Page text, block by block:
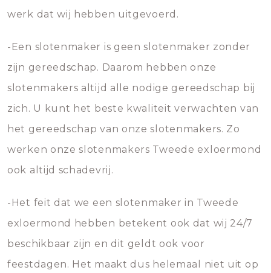
werk dat wij hebben uitgevoerd.
-Een slotenmaker is geen slotenmaker zonder
zijn gereedschap. Daarom hebben onze
slotenmakers altijd alle nodige gereedschap bij
zich. U kunt het beste kwaliteit verwachten van
het gereedschap van onze slotenmakers. Zo
werken onze slotenmakers Tweede exloermond
ook altijd schadevrij.
-Het feit dat we een slotenmaker in Tweede
exloermond hebben betekent ook dat wij 24/7
beschikbaar zijn en dit geldt ook voor
feestdagen. Het maakt dus helemaal niet uit op